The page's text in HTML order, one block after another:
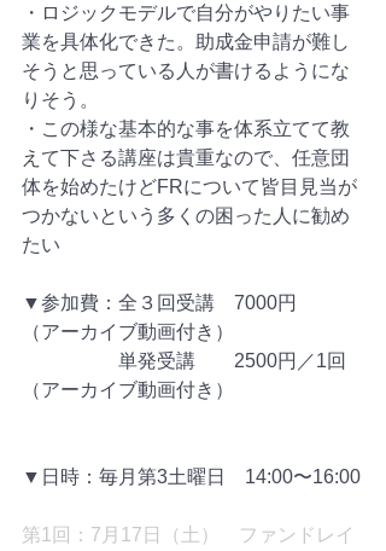
・ロジックモデルで自分がやりたい事
業を具体化できた。助成金申請が難し
そうと思っている人が書けるようにな
りそう。
・この様な基本的な事を体系立てて教
えて下さる講座は貴重なので、任意団
体を始めたけどFRについて皆目見当が
つかないという多くの困った人に勧め
たい
▼参加費：全３回受講　7000円
（アーカイブ動画付き）
単発受講　　2500円／1回
（アーカイブ動画付き）
▼日時：毎月第3土曜日　14:00〜16:00
第1回：7月17日（土）　ファンドレイ